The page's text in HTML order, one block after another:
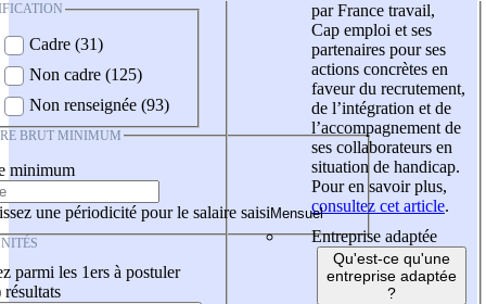
Cadre (31)
Non cadre (125)
Non renseignée (93)
BRUT MINIMUM
minimum
une périodicité pour le salaire saisi
parmi les 1ers à postuler
résultats
par France travail,
Cap emploi et ses
partenaires pour ses
actions concrètes en
faveur du recrutement,
de l’intégration et de
l’accompagnement de
ses collaborateurs en
situation de handicap.
Pour en savoir plus,
consultez cet article.
Entreprise adaptée
Qu'est-ce qu'une
entreprise adaptée
?